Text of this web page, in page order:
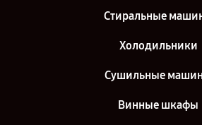
Стиральные
Холодильники
Сушильные
Винные шкафы